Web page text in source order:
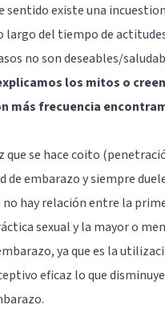
sentido existe una
largo del tiempo de
no son deseables/
los mitos o
más frecuencia
que se hace coito
de embarazo y siempre
no hay relación entre la
sexual y la mayor o
ya que es la
eficaz lo que